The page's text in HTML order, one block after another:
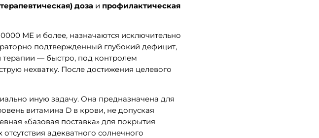
доза и профилактическая
МЕ и более, назначаются исключительно
подтвержденный глубокий дефицит,
терапии — быстро, под контролем
нехватку. После достижения целевого
иную задачу. Она предназначена для
витамина D в крови, не допуская
«базовая поставка» для покрытия
адекватного солнечного